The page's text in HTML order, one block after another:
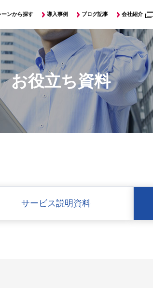
ーンから探す 導入事例 ブログ記事 会社紹介
お役立ち資料
サービス説明資料